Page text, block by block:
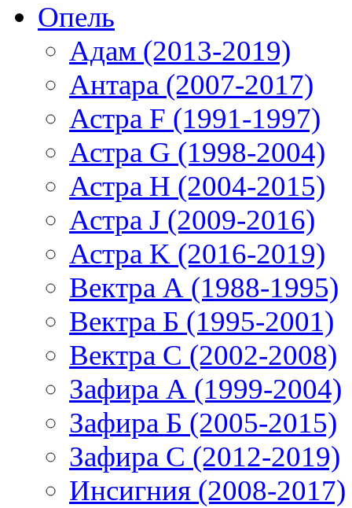
Опель
Адам (2013-2019)
Антара (2007-2017)
Астра F (1991-1997)
Астра G (1998-2004)
Астра H (2004-2015)
Астра J (2009-2016)
Астра K (2016-2019)
Вектра А (1988-1995)
Вектра Б (1995-2001)
Вектра С (2002-2008)
Зафира А (1999-2004)
Зафира Б (2005-2015)
Зафира С (2012-2019)
Инсигния (2008-2017)